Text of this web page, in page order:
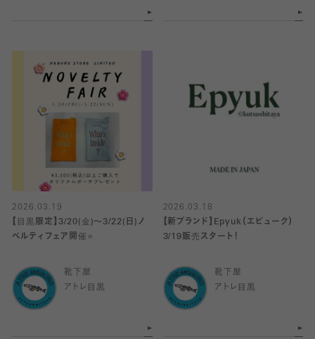
2026.03.19
【目黒限定】3/20(金)〜3/22(日)ノ
ベルティフェア開催⭐️
靴下屋
アトレ目黒
2026.03.18
【新ブランド】Epyuk（エピューク）
3/19販売スタート！
靴下屋
アトレ目黒